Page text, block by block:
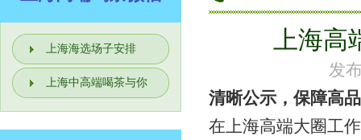
上海海选场子安排
上海中高端喝茶与你
你的位置：
上海高
发
清晰公示，保障高
在上海高端大圈工